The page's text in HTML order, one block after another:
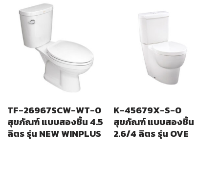
TF-26967SCW-WT-0
สุขภัณฑ์ แบบสองชิ้น 4.5
ลิตร รุ่น NEW WINPLUS
K-45679X-S-0
สุขภัณฑ์ แบบสองชิ้น
2.6/4 ลิตร รุ่น OVE